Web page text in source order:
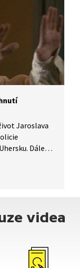
I. nedožil,
Jaroslava
Dále
videa